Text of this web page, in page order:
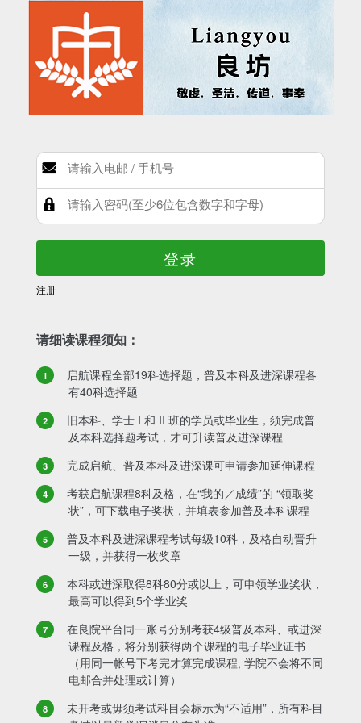
登录
注册
请细读课程须知：
启航课程全部19科选择题，普及本科及进深课程各
有40科选择题
旧本科、学士 I 和 II 班的学员或毕业生，须完成普
及本科选择题考试，才可升读普及进深课程
完成启航、普及本科及进深课可申请参加延伸课程
考获启航课程8科及格，在“我的／成绩”的 “领取奖
状”，可下载电子奖状，并填表参加普及本科课程
普及本科及进深课程考试每级10科，及格自动晋升
一级，并获得一枚奖章
本科或进深取得8科80分或以上，可申领学业奖状，
最高可以得到5个学业奖
在良院平台同一账号分别考获4级普及本科、或进深
课程及格，将分别获得两个课程的电子毕业证书
（用同一帐号下考完才算完成课程, 学院不会将不同
电邮合并处理或计算）
未开考或毋须考试科目会标示为“不适用”，所有科目